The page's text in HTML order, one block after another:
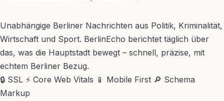
Unabhängige Berliner Nachrichten aus Politik, Kriminalität,
Wirtschaft und Sport. BerlinEcho berichtet täglich über
das, was die Hauptstadt bewegt – schnell, präzise, mit
echtem Berliner Bezug.
🔒 SSL ⚡ Core Web Vitals 📱 Mobile First 🔎 Schema
Markup